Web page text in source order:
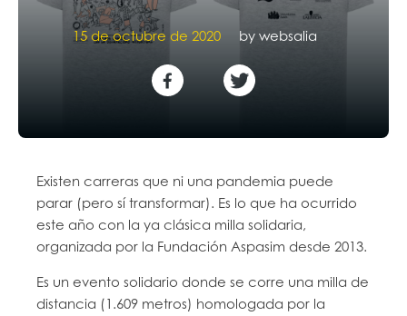
15 de octubre de 2020 by websalia
Existen carreras que ni una pandemia puede
parar (pero sí transformar). Es lo que ha ocurrido
este año con la ya clásica milla solidaria,
organizada por la Fundación Aspasim desde 2013.
Es un evento solidario donde se corre una milla de
distancia (1.609 metros) homologada por la